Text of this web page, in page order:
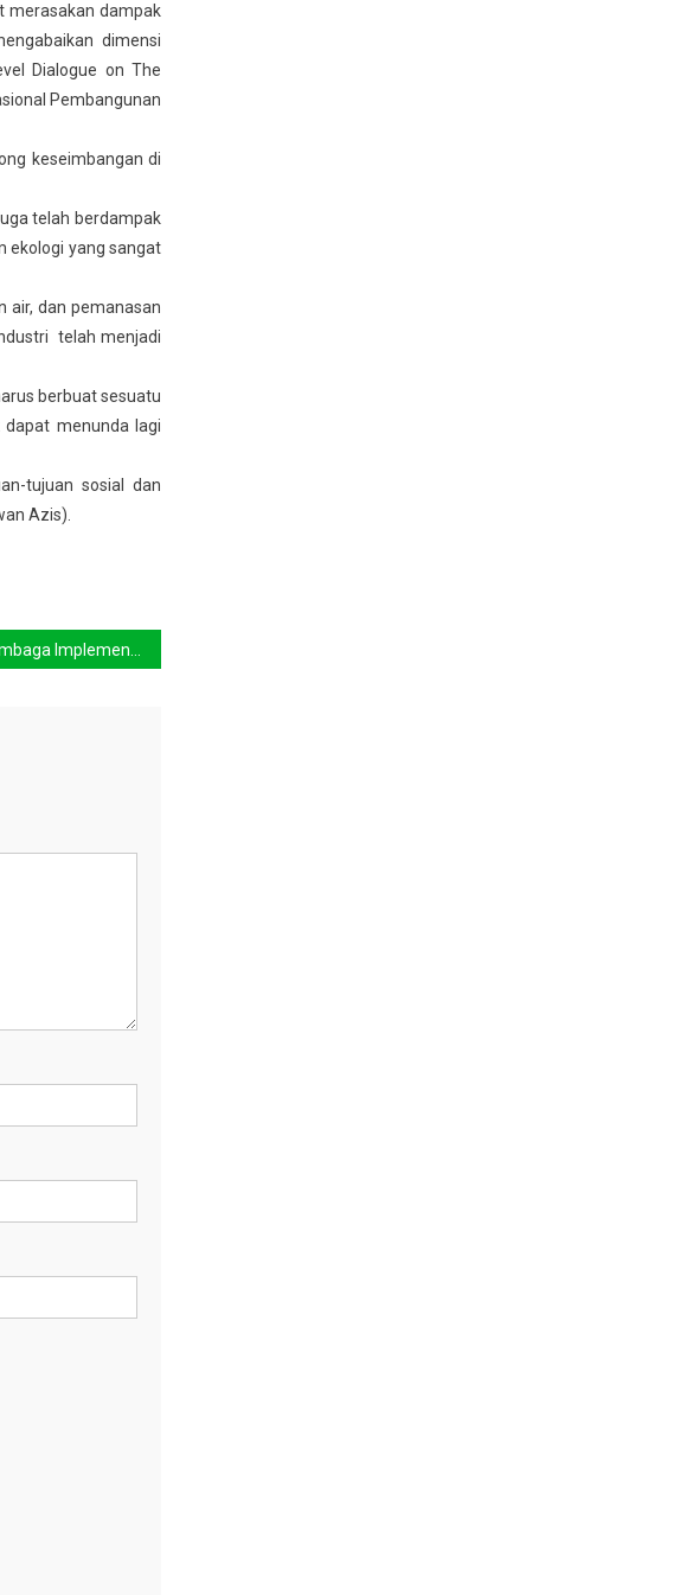
merasakan dampak
dimensi
Dialogue on The
Pembangunan
keseimbangan di
telah berdampak
ekologi yang sangat
air, dan pemanasan
telah menjadi
berbuat sesuatu
menunda lagi
tujuan sosial dan
Azis).